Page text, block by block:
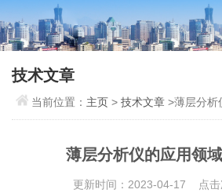
技术文章
当前位置： 主页 >技术文章 >薄层分析
薄层分析仪的应用领
更新时间：2023-04-17 点击